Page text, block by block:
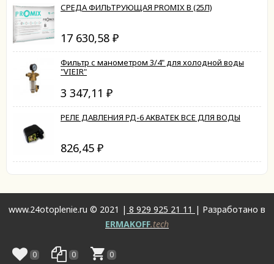
СРЕДА ФИЛЬТРУЮЩАЯ PROMIX B (25Л)
17 630,58 ₽
Фильтр с манометром 3/4" для холодной воды
"VIEIR"
3 347,11 ₽
РЕЛЕ ДАВЛЕНИЯ РД-6 АКВАТЕК ВСЕ ДЛЯ ВОДЫ
826,45 ₽
www.24otoplenie.ru © 2021 | 8 929 925 21 11 | Разработано в
ERMAKOFF.tech
0 0 0